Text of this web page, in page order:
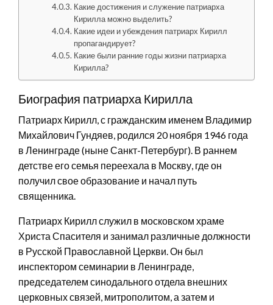
Какие достижения и служение патриарха
Кирилла можно выделить?
Какие идеи и убеждения патриарх Кирилл
пропагандирует?
Какие были ранние годы жизни патриарха
Кирилла?
Биография патриарха Кирилла
Патриарх Кирилл, с гражданским именем Владимир
Михайлович Гундяев, родился 20 ноября 1946 года
в Ленинграде (ныне Санкт-Петербург). В раннем
детстве его семья переехала в Москву, где он
получил свое образование и начал путь
священника.
Патриарх Кирилл служил в московском храме
Христа Спасителя и занимал различные должности
в Русской Православной Церкви. Он был
инспектором семинарии в Ленинграде,
председателем синодального отдела внешних
церковных связей, митрополитом, а затем и